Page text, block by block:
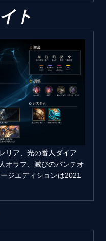
ト
リア、光の番人ダイア
オラフ、滅びのパンテオ
ジエディションは2021